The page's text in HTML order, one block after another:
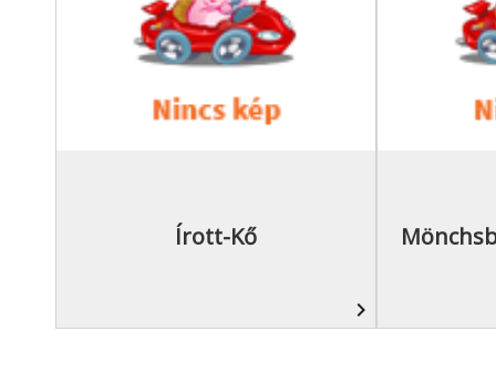
Írott-Kő
navigate_next